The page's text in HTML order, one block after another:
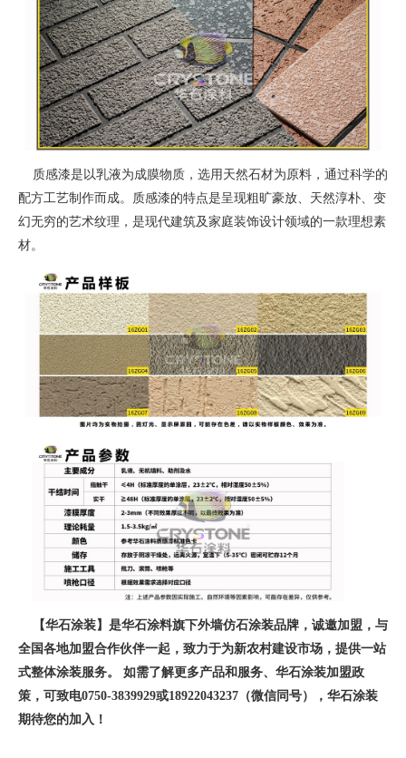
质感漆是以乳液为成膜物质，选用天然石材为原料，通过科学的
配方工艺制作而成。质感漆的特点是呈现粗旷豪放、天然淳朴、变
幻无穷的艺术纹理，是现代建筑及家庭装饰设计领域的一款理想素
材。
【华石涂装】是华石涂料旗下外墙仿石涂装品牌，诚邀加盟，与
全国各地加盟合作伙伴一起，致力于为新农村建设市场，提供一站
式整体涂装服务。 如需了解更多产品和服务、华石涂装加盟政
策，可致电0750-3839929或18922043237（微信同号），华石涂装
期待您的加入！